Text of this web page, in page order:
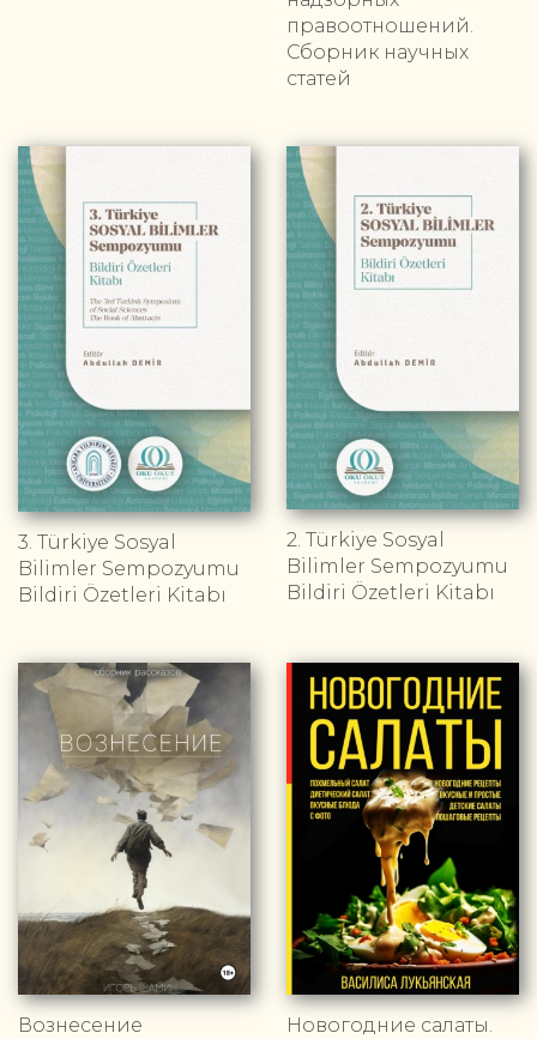
правоотношений.
Сборник научных
статей
3. Türkiye Sosyal
Bilimler Sempozyumu
Bildiri Özetleri Kitabı
2. Türkiye Sosyal
Bilimler Sempozyumu
Bildiri Özetleri Kitabı
Вознесение
Новогодние салаты.